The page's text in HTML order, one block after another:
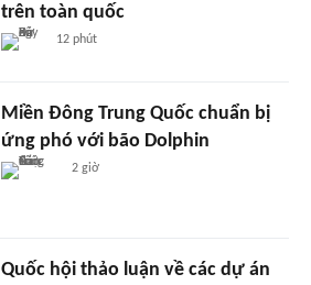
trên toàn quốc
12 phút
Miền Đông Trung Quốc chuẩn bị
ứng phó với bão Dolphin
2 giờ
Quốc hội thảo luận về các dự án